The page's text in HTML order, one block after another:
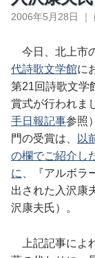
2006年5月28日 ｜
今日、北上市
代詩歌文学館に
第21回詩歌文学
賞式が行われま
手日報記事参照
門の受賞は、
以
の欄でご紹介し
に
、『アルボラ
出された入沢康
沢康夫氏）。
上記記事によ